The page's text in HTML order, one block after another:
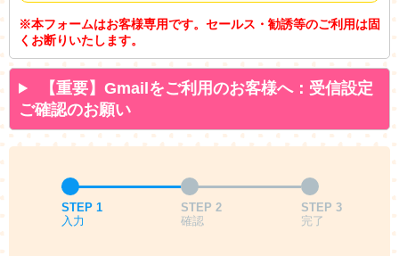
※本フォームはお客様専用です。セールス・勧誘等のご利用は固
くお断りいたします。
【重要】Gmailをご利用のお客様へ：受信設定
ご確認のお願い
STEP 1
入力
STEP 2
確認
STEP 3
完了